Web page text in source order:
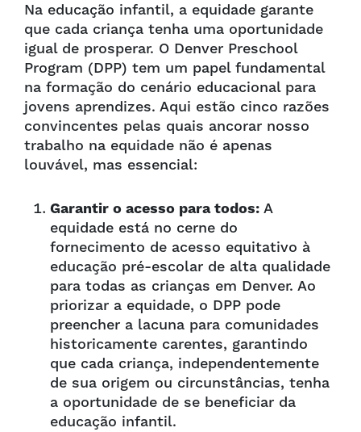
Na educação infantil, a equidade garante
que cada criança tenha uma oportunidade
igual de prosperar. O Denver Preschool
Program (DPP) tem um papel fundamental
na formação do cenário educacional para
jovens aprendizes. Aqui estão cinco razões
convincentes pelas quais ancorar nosso
trabalho na equidade não é apenas
louvável, mas essencial:
Garantir o acesso para todos: A
equidade está no cerne do
fornecimento de acesso equitativo à
educação pré-escolar de alta qualidade
para todas as crianças em Denver. Ao
priorizar a equidade, o DPP pode
preencher a lacuna para comunidades
historicamente carentes, garantindo
que cada criança, independentemente
de sua origem ou circunstâncias, tenha
a oportunidade de se beneficiar da
educação infantil.